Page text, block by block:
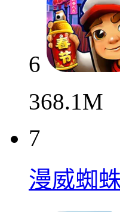
6
368.1M
7
漫威蜘